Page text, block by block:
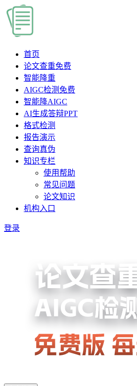
首页
论文查重免费
智能降重
AIGC检测 免费
智能降AIGC
AI生成答辩PPT
格式检测
报告演示
查询真伪
知识专栏
使用帮助
常见问题
论文知识
机构入口
登录